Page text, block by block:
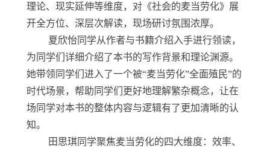
理论、现实延伸等维度，对《社会的麦当劳化》展
开全方位、深层次解读，现场研讨氛围浓厚。
夏欣怡同学从作者与书籍介绍入手进行领读，
为同学们详细介绍了本书的写作背景和理论渊源。
她带领同学们进入了一个被“麦当劳化”全面殖民”的
时代场景，帮助同学们更好地理解繁杂概念，让在
场同学对本书的整体内容与逻辑有了更加清晰的认
知。
田思琪同学聚焦麦当劳化的四大维度：效率、